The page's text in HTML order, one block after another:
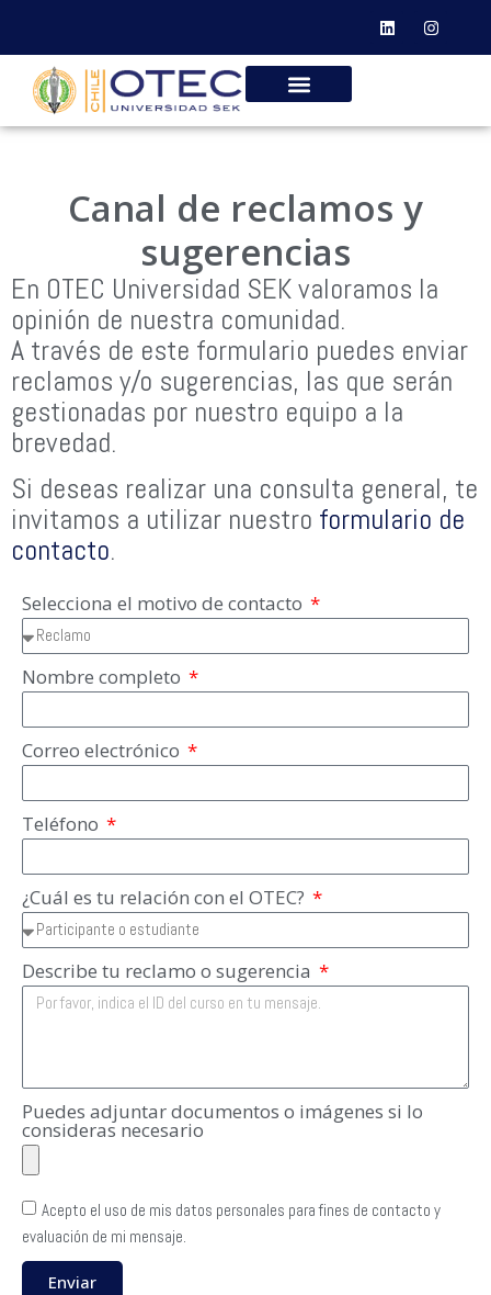
Canal de reclamos y
sugerencias
En OTEC Universidad SEK valoramos la
opinión de nuestra comunidad.
A través de este formulario puedes enviar
reclamos y/o sugerencias, las que serán
gestionadas por nuestro equipo a la
brevedad.
Si deseas realizar una consulta general, te
invitamos a utilizar nuestro formulario de
contacto.
Selecciona el motivo de contacto
Nombre completo
Correo electrónico
Teléfono
¿Cuál es tu relación con el OTEC?
Describe tu reclamo o sugerencia
Puedes adjuntar documentos o imágenes si lo
consideras necesario
Acepto el uso de mis datos personales para fines de contacto y
evaluación de mi mensaje.
Enviar